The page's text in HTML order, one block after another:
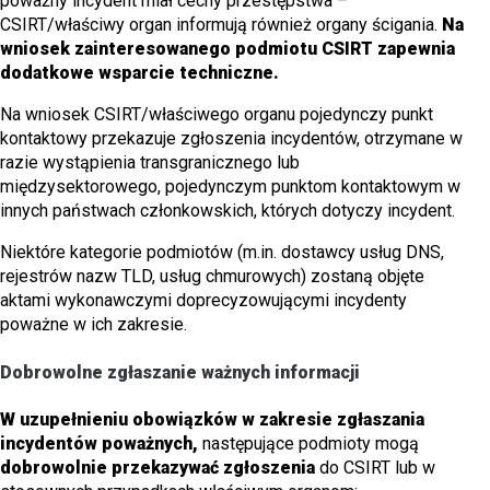
CSIRT/właściwy organ informują również organy ścigania. Na
wniosek zainteresowanego podmiotu CSIRT zapewnia
dodatkowe wsparcie techniczne.
Na wniosek CSIRT/właściwego organu pojedynczy punkt
kontaktowy przekazuje zgłoszenia incydentów, otrzymane w
razie wystąpienia transgranicznego lub
międzysektorowego, pojedynczym punktom kontaktowym w
innych państwach członkowskich, których dotyczy incydent.
Niektóre kategorie podmiotów (m.in. dostawcy usług DNS,
rejestrów nazw TLD, usług chmurowych) zostaną objęte
aktami wykonawczymi doprecyzowującymi incydenty
poważne w ich zakresie.
Dobrowolne zgłaszanie ważnych informacji
W uzupełnieniu obowiązków w zakresie zgłaszania
incydentów poważnych, następujące podmioty mogą
dobrowolnie przekazywać zgłoszenia do CSIRT lub w